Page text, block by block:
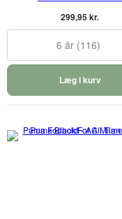
299,95 kr.
6 år (116)
Læg i kurv